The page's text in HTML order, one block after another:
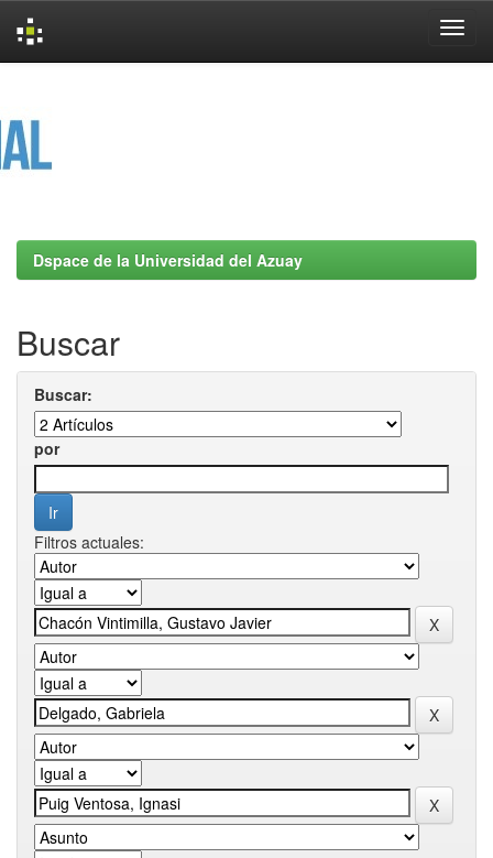
Dspace de la Universidad del Azuay
Buscar
Buscar:
por
Filtros actuales: